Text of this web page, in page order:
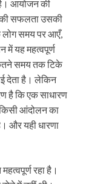
आयोजन की
सफलता उसकी
लोग समय पर आएँ,
में यह महत्वपूर्ण
समय तक टिके
देता है। लेकिन
है कि एक साधारण
आंदोलन का
और यही धारणा
रहा है।